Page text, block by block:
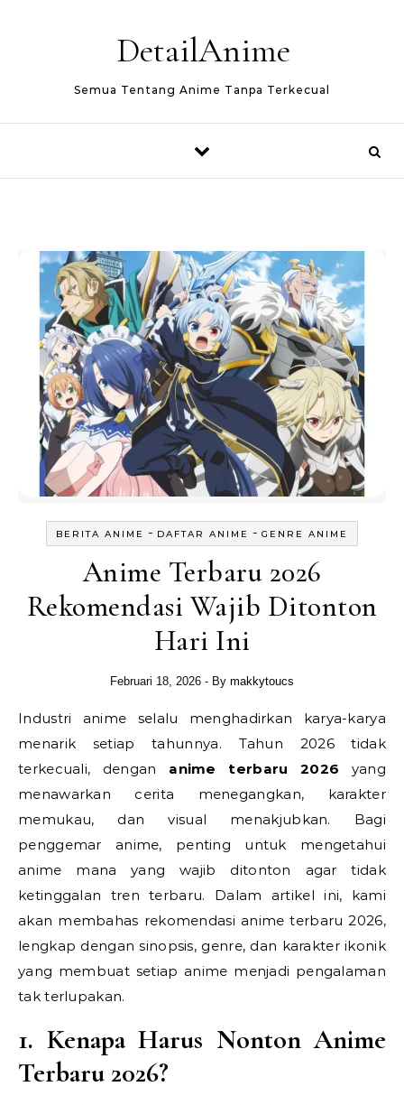
DetailAnime
Semua Tentang Anime Tanpa Terkecual
BERITA ANIME - DAFTAR ANIME - GENRE ANIME
Anime Terbaru 2026
Rekomendasi Wajib Ditonton
Hari Ini
Februari 18, 2026 - By makkytoucs
Industri anime selalu menghadirkan karya-karya
menarik setiap tahunnya. Tahun 2026 tidak
terkecuali, dengan anime terbaru 2026 yang
menawarkan cerita menegangkan, karakter
memukau, dan visual menakjubkan. Bagi
penggemar anime, penting untuk mengetahui
anime mana yang wajib ditonton agar tidak
ketinggalan tren terbaru. Dalam artikel ini, kami
akan membahas rekomendasi anime terbaru 2026,
lengkap dengan sinopsis, genre, dan karakter ikonik
yang membuat setiap anime menjadi pengalaman
tak terlupakan.
1. Kenapa Harus Nonton Anime
Terbaru 2026?